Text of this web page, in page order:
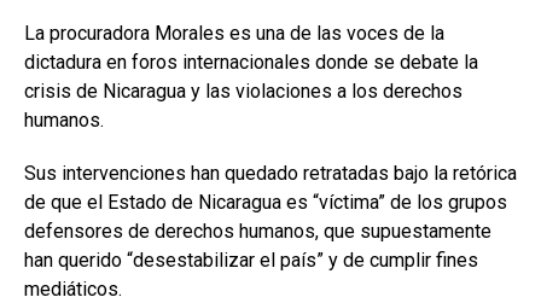
La procuradora Morales es una de las voces de la
dictadura en foros internacionales donde se debate la
crisis de Nicaragua y las violaciones a los derechos
humanos.
Sus intervenciones han quedado retratadas bajo la retórica
de que el Estado de Nicaragua es “víctima” de los grupos
defensores de derechos humanos, que supuestamente
han querido “desestabilizar el país” y de cumplir fines
mediáticos.